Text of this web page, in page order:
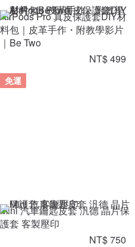
AirPods Pro 真皮保護套DIY材
料包｜皮革手作・附教學影片
｜Be Two
NT$ 499
免運
Mini 汽車鑰匙皮套 汎德 晶片保
護套 客製壓印
NT$ 750